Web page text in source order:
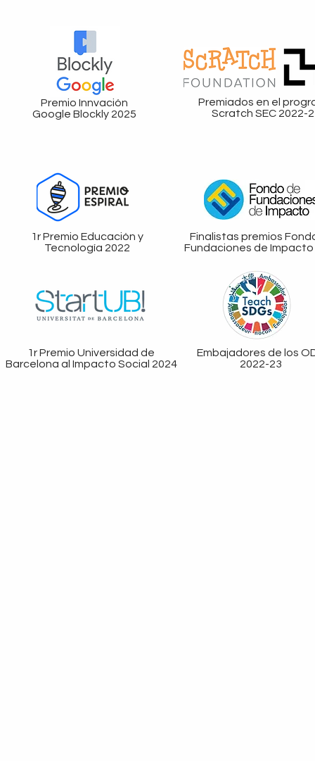
Premio Innvación
Google Blockly 2025
Premiados en el
Scratch SEC 2022-
1r Premio Educación y
Tecnología 2022
1r Premio Universidad de
Barcelona al Impacto Social 2024
Finalistas premios
Fundaciones de Impacto
Embajadores de los
2022-23